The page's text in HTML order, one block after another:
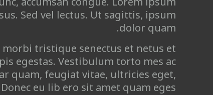
Sed vel lectus. Ut sagittis, ipsum
dolor quam.
tristique senectus et netus et
egestas. Vestibulum torto mes ac
quam, feugiat vitae, ultricies eget,
eu lib ero sit amet quam eges.